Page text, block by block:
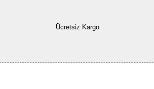
Ücretsiz Kargo